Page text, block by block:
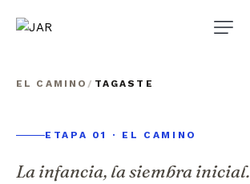
EL CAMINO / TAGASTE
ETAPA 01 · EL CAMINO
La infancia, la siembra inicial.